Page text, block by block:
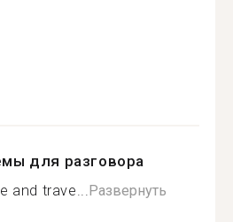
для разговора
and trave...Развернуть